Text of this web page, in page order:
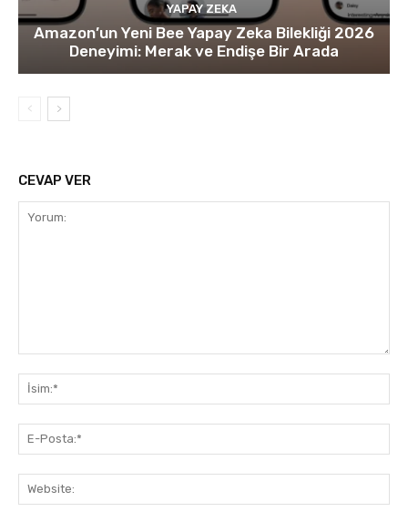
YAPAY ZEKA
Amazon’un Yeni Bee Yapay Zeka Bilekliği 2026
Deneyimi: Merak ve Endişe Bir Arada
CEVAP VER